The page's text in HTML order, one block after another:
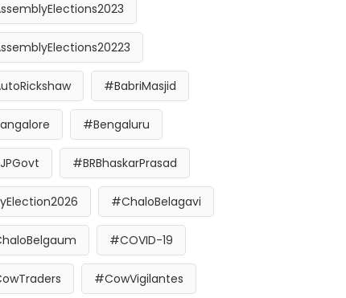
#BabriMasjid
#Bengaluru
#BRBhaskarPrasad
#ChaloBelagavi
#COVID-19
#CowVigilantes